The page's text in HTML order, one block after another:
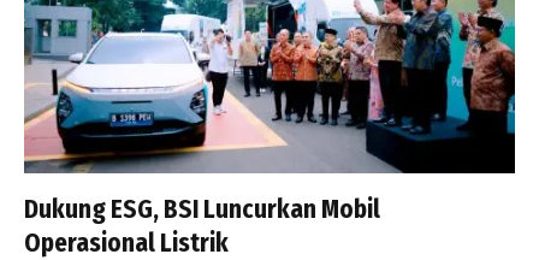
Dukung ESG, BSI Luncurkan Mobil
Operasional Listrik